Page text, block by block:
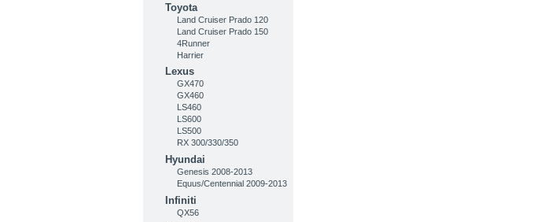
Toyota
Land Cruiser Prado 120
Land Cruiser Prado 150
4Runner
Harrier
Lexus
GX470
GX460
LS460
LS600
LS500
RX 300/330/350
Hyundai
Genesis 2008-2013
Equus/Centennial 2009-2013
Infiniti
QX56